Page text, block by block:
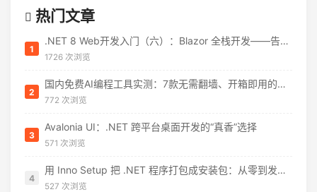
热门文章
1
.NET 8 Web开发入门（六）：Blazor 全栈开发——告别 JavaScript 焦虑
1726 次浏览
2
国内免费AI编程工具实测：7款无需翻墙、开箱即用的选择（附2026年7月最新额度）
772 次浏览
3
Avalonia UI：.NET 跨平台桌面开发的“真香”选择
571 次浏览
4
用 Inno Setup 把 .NET 程序打包成安装包：从零到发布的完整指南
527 次浏览